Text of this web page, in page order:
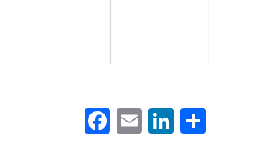
Facebook
EmailLinkedIn